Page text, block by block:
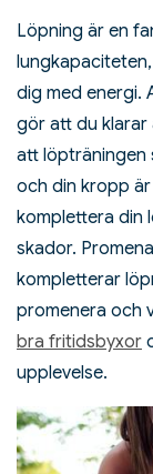
Löpning är en
dig med energi.
gör att du klarar
att löpträningen
och din kropp
komplettera din
skador.
kompletterar
promenera och
bra fritidsbyxor
upplevelse.